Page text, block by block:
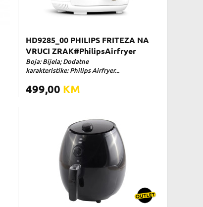
HD9285_00 PHILIPS FRITEZA NA
VRUCI ZRAK#PhilipsAirfryer
Boja: Bijela; Dodatne
karakteristike: Philips Airfryer...
499,00 KM